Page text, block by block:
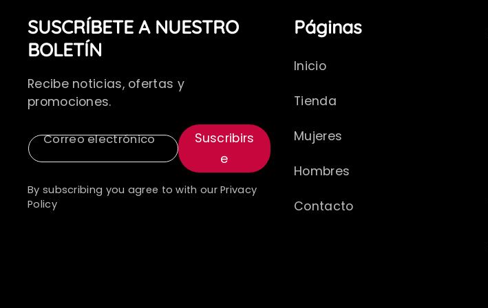
t
g
SUSCRÍBETE A NUESTRO
BOLETÍN
Recibe noticias, ofertas y
promociones.
Correo electrónico
Suscribirs
E
By subscribing you agree to with our Privacy
Policy
Páginas
Inicio
Tienda
Mujeres
Hombres
Contacto